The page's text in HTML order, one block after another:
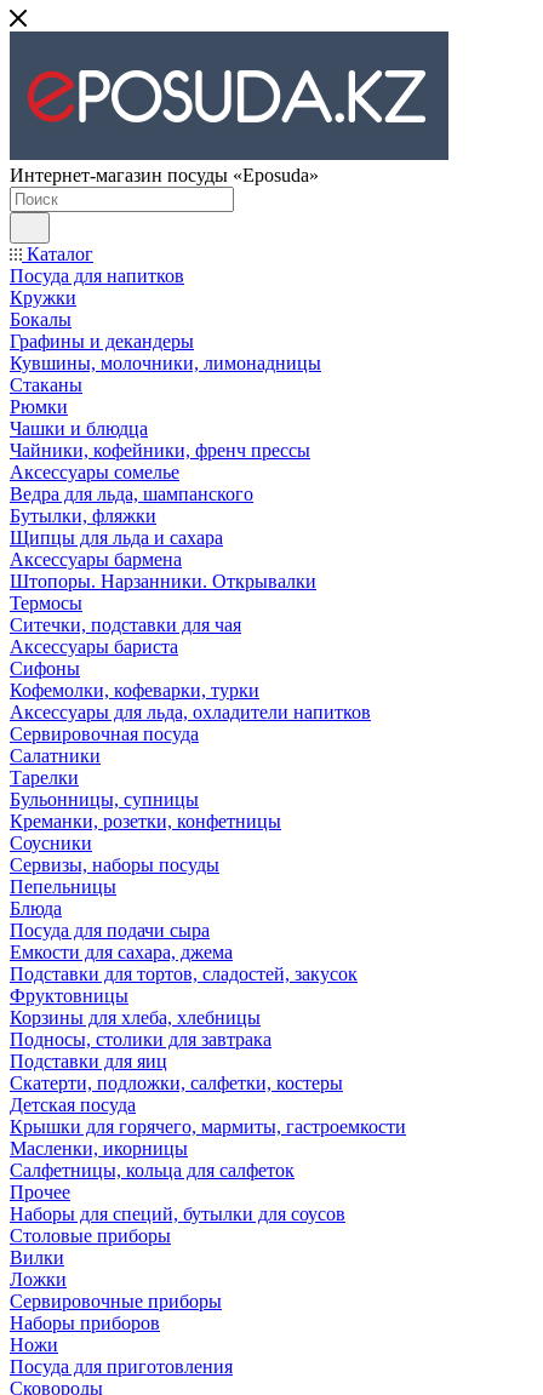
Интернет-магазин посуды «Eposuda»
Каталог
Посуда для напитков
Кружки
Бокалы
Графины и декандеры
Кувшины, молочники, лимонадницы
Стаканы
Рюмки
Чашки и блюдца
Чайники, кофейники, френч прессы
Аксессуары сомелье
Ведра для льда, шампанского
Бутылки, фляжки
Щипцы для льда и сахара
Аксессуары бармена
Штопоры. Нарзанники. Открывалки
Термосы
Ситечки, подставки для чая
Аксессуары бариста
Сифоны
Кофемолки, кофеварки, турки
Аксессуары для льда, охладители напитков
Сервировочная посуда
Салатники
Тарелки
Бульонницы, супницы
Креманки, розетки, конфетницы
Соусники
Сервизы, наборы посуды
Пепельницы
Блюда
Посуда для подачи сыра
Емкости для сахара, джема
Подставки для тортов, сладостей, закусок
Фруктовницы
Корзины для хлеба, хлебницы
Подносы, столики для завтрака
Подставки для яиц
Скатерти, подложки, салфетки, костеры
Детская посуда
Крышки для горячего, мармиты, гастроемкости
Масленки, икорницы
Салфетницы, кольца для салфеток
Прочее
Наборы для специй, бутылки для соусов
Столовые приборы
Вилки
Ложки
Сервировочные приборы
Наборы приборов
Ножи
Посуда для приготовления
Сковороды